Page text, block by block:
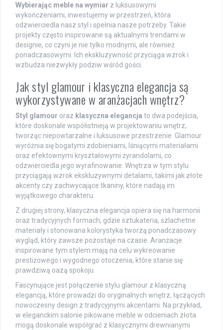
Wybierając meble na wymiar z luksusowymi
wykończeniami, inwestujemy w przestrzeń, która
odzwierciedla nasz styl i spełnia nasze potrzeby. Takie
projekty często inspirowane są aktualnymi trendami w
designie, co czyni je nie tylko modnymi, ale również
ponadczasowymi. Ich ekskluzywność przyciąga wzrok i
wzbudza niezwykły podziw wśród gości.
Jak styl glamour i klasyczna elegancja są
wykorzystywane w aranżacjach wnętrz?
Styl glamour oraz klasyczna elegancja to dwa podejścia,
które doskonale współistnieją w projektowaniu wnętrz,
tworząc niepowtarzalne i luksusowe przestrzenie. Glamour
wyróżnia się bogatymi zdobieniami, lśniącymi materiałami
oraz efektownymi kryształowymi żyrandolami, co
odzwierciedla jego wyrafinowanie. Wnętrza w tym stylu
przyciągają wzrok ekskluzywnymi detalami, takimi jak złote
akcenty czy zachwycające tkaniny, które nadają im
wyjątkowego charakteru.
Z drugiej strony, klasyczna elegancja opiera się na harmonii
oraz tradycyjnych formach, gdzie sztukateria, szlachetne
materiały i stonowana kolorystyka tworzą ponadczasowy
wygląd, który zawsze pozostaje na czasie. Aranżacje
inspirowane tym stylem mają na celu wykreowanie
prestiżowego i wygodnego otoczenia, które stanie się
prawdziwą oazą spokoju.
Fascynujące jest połączenie stylu glamour z klasyczną
elegancją, które prowadzi do oryginalnych wnętrz, łączących
nowoczesny design z tradycyjnymi akcentami. Na przykład,
w eleganckim salonie pikowane meble w odcieniach złota
mogą doskonale współgrać z klasycznymi drewnianymi